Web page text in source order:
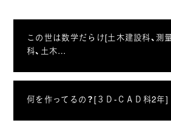
この世は数学だらけ[土木建設科、測
科、土木…
何を作ってるの？[３Ｄ-ＣＡＤ科2年]